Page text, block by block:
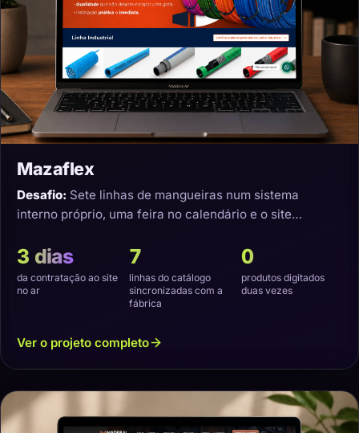
Mazaflex
Desafio: Sete linhas de mangueiras num sistema
interno próprio, uma feira no calendário e o site
3 dias
da contratação ao site
no ar
7
linhas do catálogo
sincronizadas com a
fábrica
0
produtos digitados
duas vezes
Ver o projeto completo